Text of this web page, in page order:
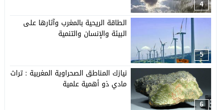
4
5
الطاقة الريحية بالمغرب وآثارها على
البيئة والإنسان والتنمية
6
نيازك المناطق الصحراوية المغربية : تراث
مادي ذو أهمية علمية